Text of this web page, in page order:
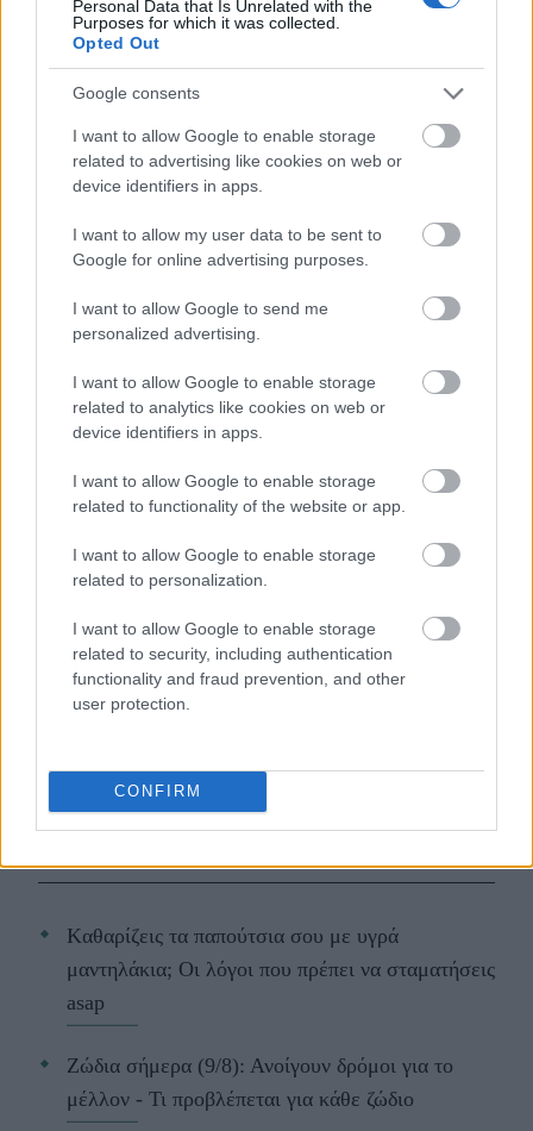
Personal Data that Is Unrelated with the
Purposes for which it was collected.
Opted Out
Google consents
I want to allow Google to enable storage
related to advertising like cookies on web or
device identifiers in apps.
I want to allow my user data to be sent to
Google for online advertising purposes.
I want to allow Google to send me
personalized advertising.
I want to allow Google to enable storage
related to analytics like cookies on web or
device identifiers in apps.
I want to allow Google to enable storage
related to functionality of the website or app.
I want to allow Google to enable storage
related to personalization.
I want to allow Google to enable storage
related to security, including authentication
functionality and fraud prevention, and other
user protection.
CONFIRM
Ακολουθήστε τοjenny.grστο
google
newsκαι μάθετε τα πάντα γύρω από
τη διατροφή, τη γυμναστική, το σεξ
και την ψυχική υγεία.
ΔΙΑΒΑΖΟΝΤΑΙ ΤΩΡΑ
Kαθαρίζεις τα παπούτσια σου με υγρά
μαντηλάκια; Οι λόγοι που πρέπει να σταματήσεις
asap
Ζώδια σήμερα (9/8): Ανοίγουν δρόμοι για το
μέλλον - Τι προβλέπεται για κάθε ζώδιο